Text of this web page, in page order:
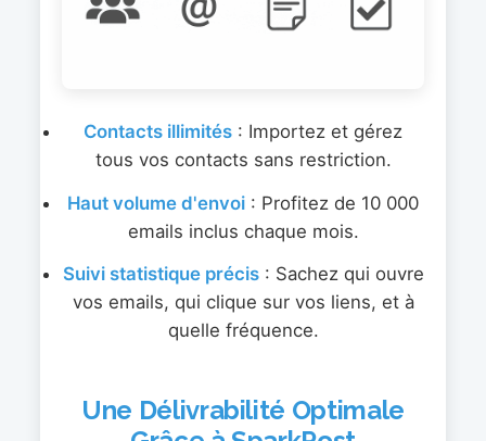
Contacts illimités : Importez et gérez
tous vos contacts sans restriction.
Haut volume d'envoi : Profitez de 10 000
emails inclus chaque mois.
Suivi statistique précis: Sachez qui ouvre
vos emails, qui clique sur vos liens, et à
quelle fréquence.
Une Délivrabilité Optimale